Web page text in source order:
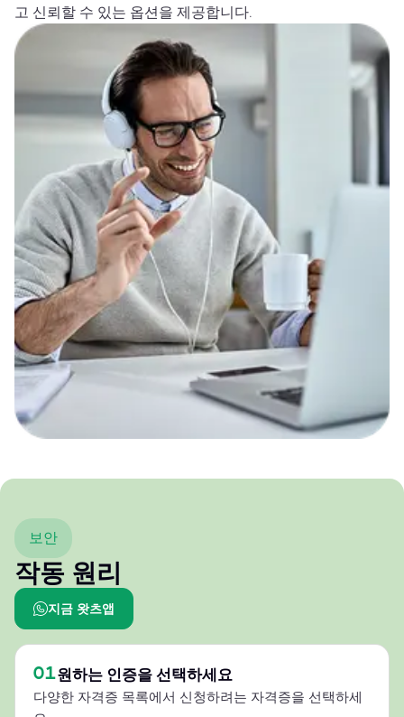
고 신뢰할 수 있는 옵션을 제공합니다.
보안
작동 원리
지금 왓츠앱
01원하는 인증을 선택하세요
다양한 자격증 목록에서 신청하려는 자격증을 선택하세